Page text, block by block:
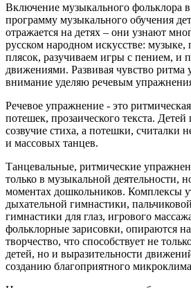
Включение музыкального фольклора в
программу музыкального обучения
отражается на детях – они узнают
русском народном искусстве: музыке,
плясок, разучиваем игры с пением, и
движениями. Развивая чувство ритма
внимание уделяю речевым
Речевое упражнение - это
потешек, прозаического текста.
созвучие стиха, а потешки, считалки
и массовых танцев.
Танцевальные, ритмические
только в музыкальной деятельности,
моментах дошкольников. Комплексы
дыхательной гимнастики,
гимнастики для глаз, игрового
фольклорные зарисовки, опираются
творчество, что способствует не
детей, но и выразительности
созданию благоприятного